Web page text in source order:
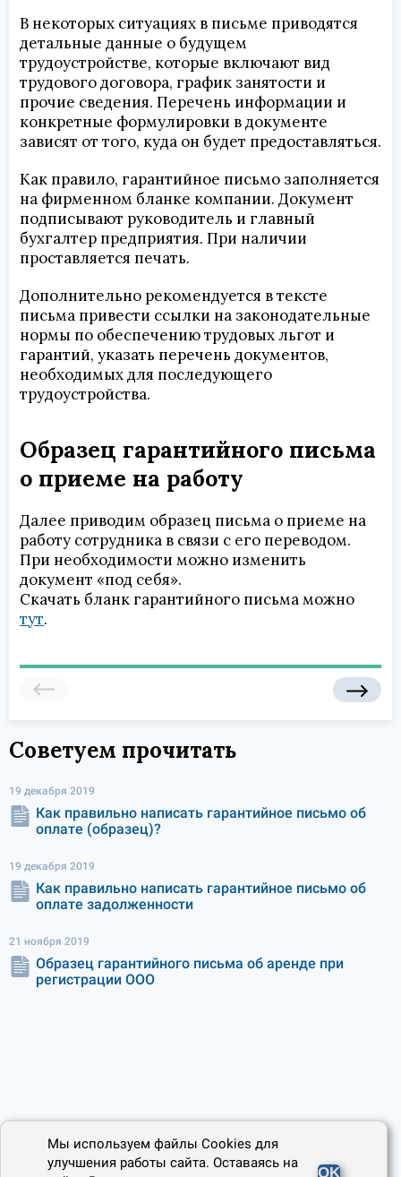
В некоторых ситуациях в письме приводятся
детальные данные о будущем
трудоустройстве, которые включают вид
трудового договора, график занятости и
прочие сведения. Перечень информации и
конкретные формулировки в документе
зависят от того, куда он будет предоставляться.
Как правило, гарантийное письмо заполняется
на фирменном бланке компании. Документ
подписывают руководитель и главный
бухгалтер предприятия. При наличии
проставляется печать.
Дополнительно рекомендуется в тексте
письма привести ссылки на законодательные
нормы по обеспечению трудовых льгот и
гарантий, указать перечень документов,
необходимых для последующего
трудоустройства.
Образец гарантийного письма
о приеме на работу
Далее приводим образец письма о приеме на
работу сотрудника в связи с его переводом.
При необходимости можно изменить
документ «под себя».
Скачать бланк гарантийного письма можно
тут.
Советуем прочитать
19 декабря 2019
Как правильно написать гарантийное письмо об
оплате (образец)?
19 декабря 2019
Как правильно написать гарантийное письмо об
оплате задолженности
21 ноября 2019
Образец гарантийного письма об аренде при
регистрации ООО
Мы используем файлы Cookies для
улучшения работы сайта. Оставаясь на
OK